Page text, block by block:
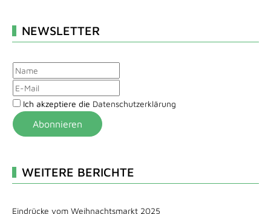
NEWSLETTER
Ich akzeptiere die Datenschutzerklärung
Abonnieren
WEITERE BERICHTE
Eindrücke vom Weihnachtsmarkt 2025